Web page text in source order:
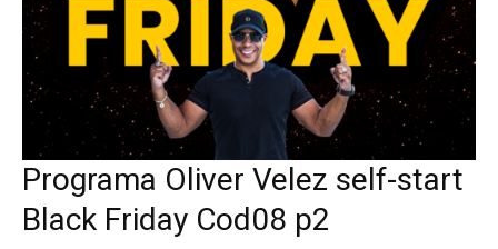
Programa Oliver Velez self-start
Black Friday Cod08 p2